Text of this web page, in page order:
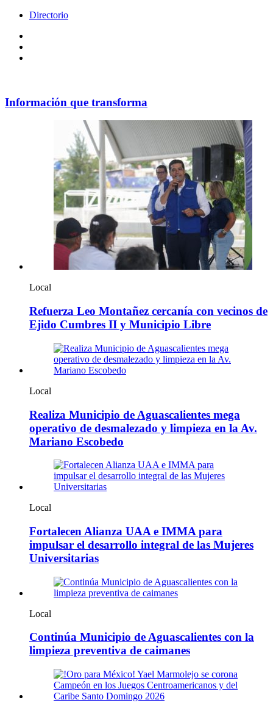
Directorio
Información que transforma
Local
Refuerza Leo Montañez cercanía con vecinos de
Ejido Cumbres II y Municipio Libre
Local
Realiza Municipio de Aguascalientes mega
operativo de desmalezado y limpieza en la Av.
Mariano Escobedo
Local
Fortalecen Alianza UAA e IMMA para
impulsar el desarrollo integral de las Mujeres
Universitarias
Local
Continúa Municipio de Aguascalientes con la
limpieza preventiva de caimanes